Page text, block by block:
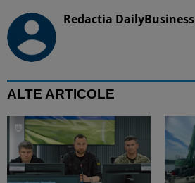
Redactia DailyBusiness
ALTE ARTICOLE